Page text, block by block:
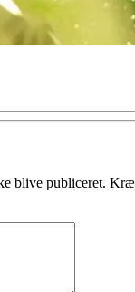
blive publiceret.